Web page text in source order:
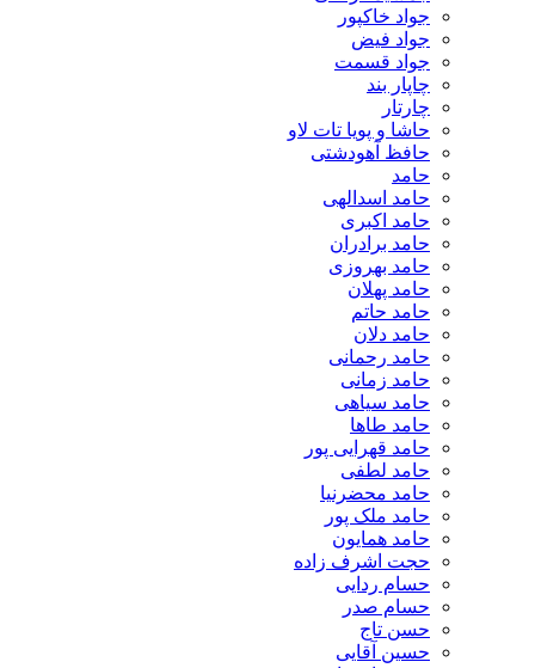
جواد خاکپور
جواد فیض
جواد قسمت
چاپار بند
چارتار
حاشا و پویا تات لاو
حافظ آهودشتی
حامد
حامد اسدالهی
حامد اکبری
حامد برادران
حامد بهروزی
حامد پهلان
حامد حاتم
حامد دلان
حامد رحمانی
حامد زمانی
حامد سیاهی
حامد طاها
حامد قهرایی پور
حامد لطفی
حامد محضرنیا
حامد ملک پور
حامد همایون
حجت اشرف زاده
حسام ردایی
حسام صدر
حسن تاج
حسین آقایی